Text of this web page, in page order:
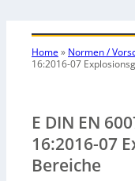
Home» Normen /
16:2016-07
E DIN EN
16:2016-07
Bereiche